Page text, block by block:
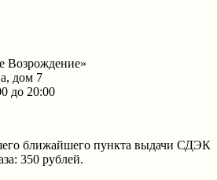
Возрождение»
дом 7
до 20:00
ближайшего пункта выдачи СДЭК
350 рублей.